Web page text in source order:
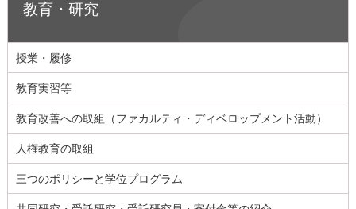
教育・研究
授業・履修
教育実習等
教育改善への取組（ファカルティ・ディベロップメント活動）
人権教育の取組
三つのポリシーと学位プログラム